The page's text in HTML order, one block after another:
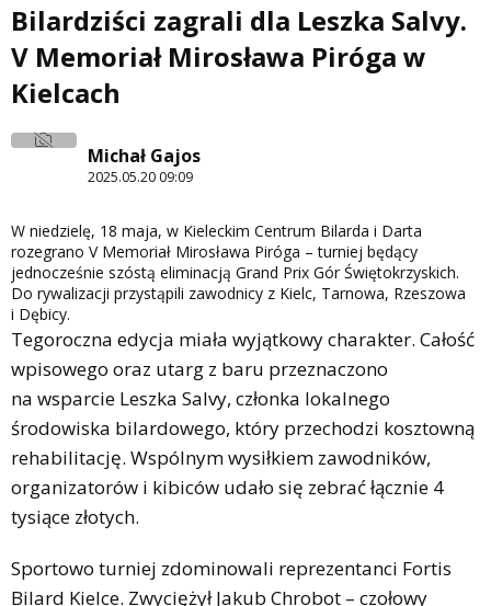
Bilardziści zagrali dla Leszka Salvy.
V Memoriał Mirosława Piróga w
Kielcach
Michał Gajos
2025.05.20 09:09
W niedzielę, 18 maja, w Kieleckim Centrum Bilarda i Darta
rozegrano V Memoriał Mirosława Piróga – turniej będący
jednocześnie szóstą eliminacją Grand Prix Gór Świętokrzyskich.
Do rywalizacji przystąpili zawodnicy z Kielc, Tarnowa, Rzeszowa
i Dębicy.
Tegoroczna edycja miała wyjątkowy charakter. Całość
wpisowego oraz utarg z baru przeznaczono
na wsparcie Leszka Salvy, członka lokalnego
środowiska bilardowego, który przechodzi kosztowną
rehabilitację. Wspólnym wysiłkiem zawodników,
organizatorów i kibiców udało się zebrać łącznie 4
tysiące złotych.
Sportowo turniej zdominowali reprezentanci Fortis
Bilard Kielce. Zwyciężył Jakub Chrobot – czołowy